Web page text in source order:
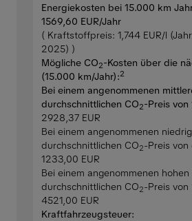
Energiekosten bei 15.000 km
1569,60 EUR/Jahr
( Kraftstoffpreis: 1,744 EUR/l
2025) )
Mögliche CO2-Kosten über die
(15.000 km/Jahr):2
Bei einem angenommenen
durchschnittlichen CO2-Preis von
2928,37 EUR
Bei einem angenommenen
durchschnittlichen CO2-Preis von
1233,00 EUR
Bei einem angenommenen hohen
durchschnittlichen CO2-Preis
4521,00 EUR
Kraftfahrzeugsteuer: